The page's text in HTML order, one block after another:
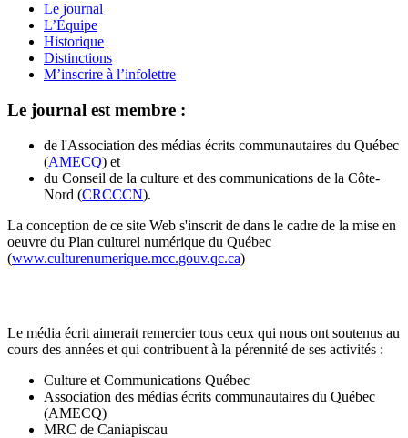
Le journal
L’Équipe
Historique
Distinctions
M’inscrire à l’infolettre
Le journal est membre :
de l'Association des médias écrits communautaires du Québec
(AMECQ) et
du Conseil de la culture et des communications de la Côte-
Nord (CRCCCN).
La conception de ce site Web s'inscrit de dans le cadre de la mise en
oeuvre du Plan culturel numérique du Québec
(www.culturenumerique.mcc.gouv.qc.ca)
Le média écrit aimerait remercier tous ceux qui nous ont soutenus au
cours des années et qui contribuent à la pérennité de ses activités :
Culture et Communications Québec
Association des médias écrits communautaires du Québec
(AMECQ)
MRC de Caniapiscau